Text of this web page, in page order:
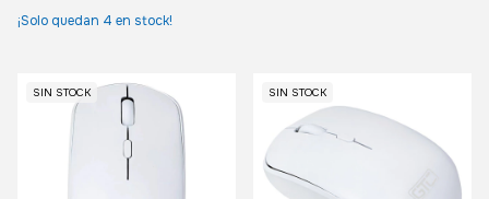
¡Solo quedan 4 en stock!
SIN STOCK SIN STOCK